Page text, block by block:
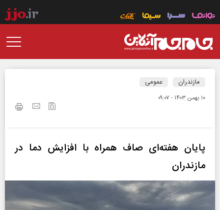
مازندران عمومی
۱۰ بهمن ۱۴۰۳ - ۰۹:۰۷
پایان هفته‌ای صاف همراه با افزایش دما در
مازندران